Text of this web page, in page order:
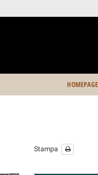
HOMEPAGE
Stampa